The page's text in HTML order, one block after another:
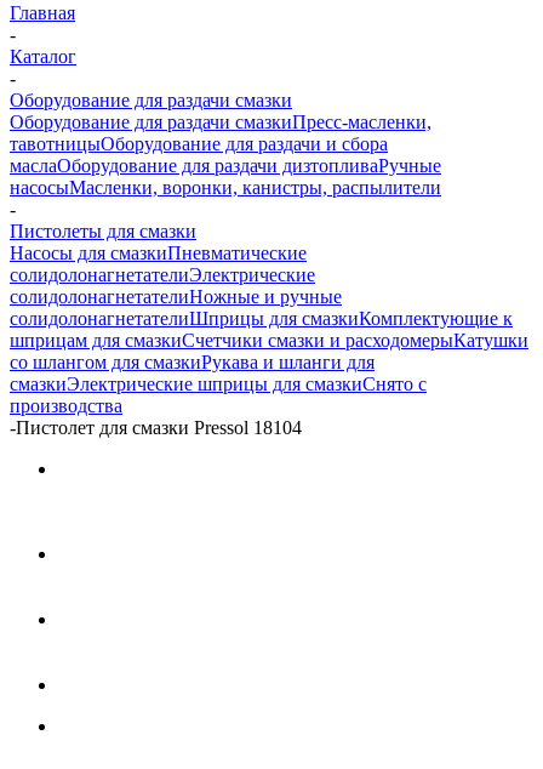
Главная
-
Каталог
-
Оборудование для раздачи смазки
Оборудование для раздачи смазкиПресс-масленки,
тавотницыОборудование для раздачи и сбора
маслаОборудование для раздачи дизтопливаРучные
насосыМасленки, воронки, канистры, распылители
-
Пистолеты для смазки
Насосы для смазкиПневматические
солидолонагнетателиЭлектрические
солидолонагнетателиНожные и ручные
солидолонагнетателиШприцы для смазкиКомплектующие к
шприцам для смазкиСчетчики смазки и расходомерыКатушки
со шлангом для смазкиРукава и шланги для
смазкиЭлектрические шприцы для смазкиСнято с
производства
-Пистолет для смазки Pressol 18104